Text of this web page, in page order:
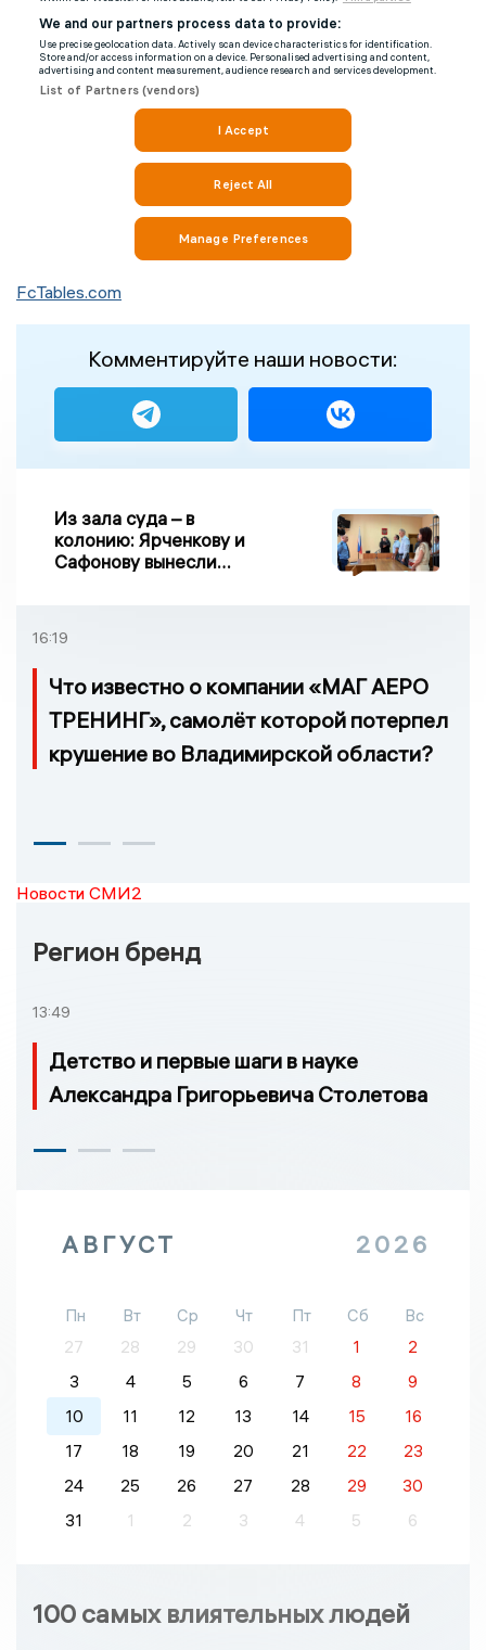
FcTables.com
Комментируйте наши новости:
Из зала суда – в
колонию: Ярченкову и
Сафонову вынесли
16:19
Что известно о компании «МАГ АЕРО
ТРЕНИНГ», самолёт которой потерпел
крушение во Владимирской области?
Новости СМИ2
Регион бренд
13:49
Детство и первые шаги в науке
Александра Григорьевича Столетова
АВГУСТ 2026
Пн Вт Ср Чт Пт Сб
Вс
27
28 29 30 31 1
2
3
4 5 6 7 8
9
10
11 12 13 14 15
16
17
18 19 20 21 22
23
24
25 26 27 28 29
30
31
1 2 3 4 5 6
100 самых влиятельных людей